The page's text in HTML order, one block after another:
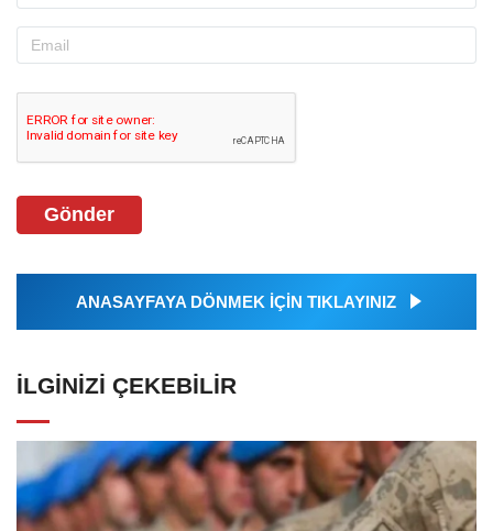
Gönder
ANASAYFAYA DÖNMEK İÇİN TIKLAYINIZ
İLGINIZI ÇEKEBILIR